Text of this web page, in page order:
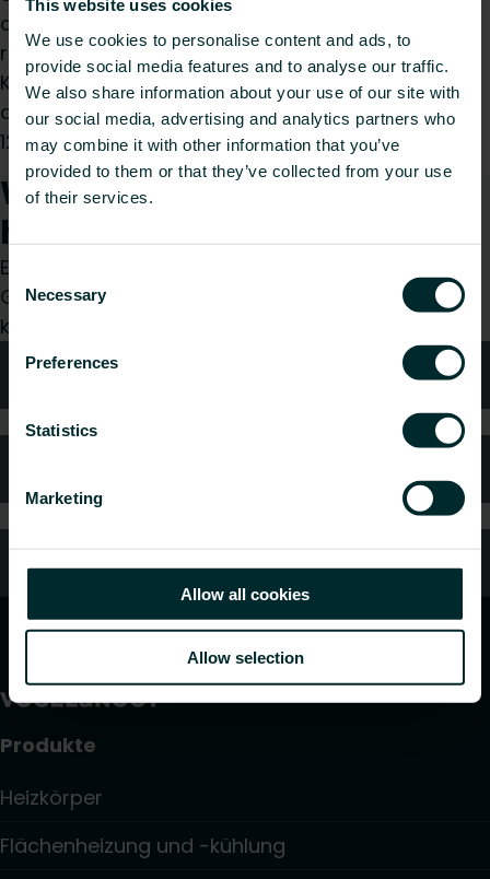
This website uses cookies
We use cookies to personalise content and ads, to
provide social media features and to analyse our traffic.
We also share information about your use of our site with
our social media, advertising and analytics partners who
may combine it with other information that you’ve
provided to them or that they’ve collected from your use
of their services.
Consent
Selection
Necessary
Preferences
Statistics
Marketing
Allow all cookies
Allow selection
ab. Gefertigt aus robustem,
reinigungsbeständigem und langlebigem
Kunststoff (weiß), ist sie exakt auf die Fußplatten
der VOGEL&NOOT Standkonsolen-Typen SK 10, SK
12, SK 14, SK 16 und SK 18 abgestimmt.
Wie können wir Ihnen
helfen?
Egal, ob Sie Installateur, Architekt, Planer oder
Großhändler sind, treffen Sie eine Wahl und wir
kümmern uns gerne um Ihr Anliegen.
Technische Beratung
Kundendienst
Produkte
Heizkörper
Flächenheizung und -kühlung